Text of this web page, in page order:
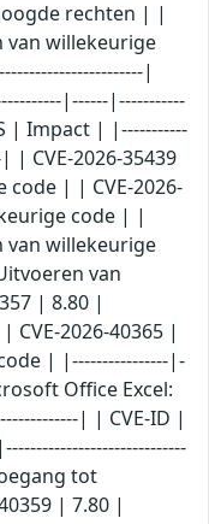
rechten | |
van willekeurige
|
|------|-----------
| Impact | |-----------
| CVE-2026-35439
code | | CVE-2026-
code | |
van willekeurige
van
| 8.80 |
2026-40365 |
| |----------------|-
Office Excel:
| | CVE-ID |
tot
| 7.80 |